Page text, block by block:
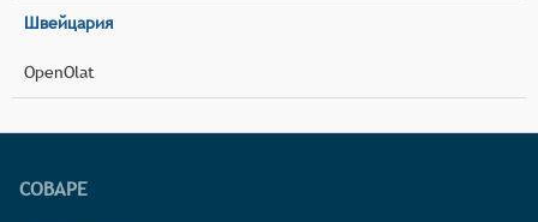
Швейцария
OpenOlat
СОВАРЕ